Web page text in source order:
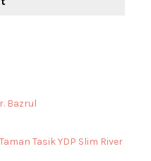
Bazrul
Tasik YDP Slim River